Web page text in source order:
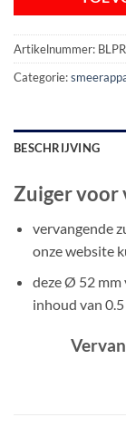
Artikelnummer:
Categorie:
BESCHRIJVING
Zuiger voor
vervangende
onze website
deze Ø 52 mm
inhoud van 0.5